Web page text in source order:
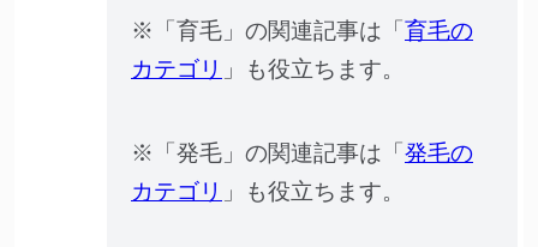
※「育毛」の関連記事は「育毛の
カテゴリ 」も役立ちます。
※「発毛」の関連記事は「 発毛の
カテゴリ 」も役立ちます。